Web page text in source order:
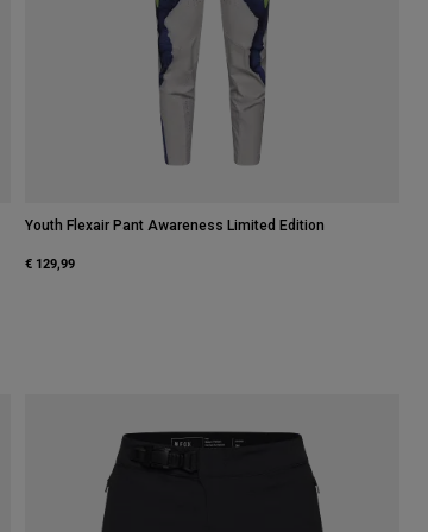
Youth Flexair Pant Awareness Limited Edition
€ 129,99